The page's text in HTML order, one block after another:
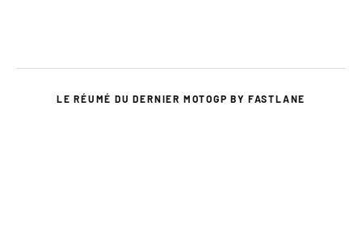
LE RÉUMÉ DU DERNIER MOTOGP BY FASTLANE